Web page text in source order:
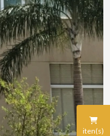
iten(s)